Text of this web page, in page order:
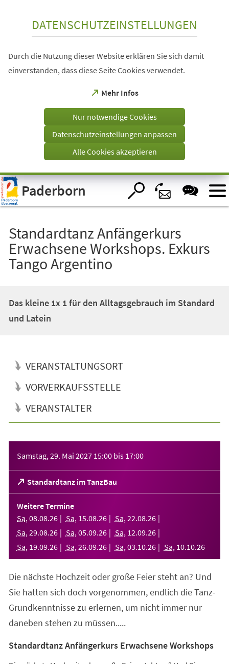
Visuelle
Assistenzsoftware
öffnen.
DATENSCHUTZEINSTELLUNGEN
Durch die Nutzung dieser Website erklären Sie sich damit
einverstanden, dass diese Seite Cookies verwendet.
Mehr Infos
(Öffnet
einem
Tab)
Nur notwendige Cookies
Datenschutzeinstellungen anpassen
Alle Cookies akzeptieren
Paderborn
Standardtanz Anfängerkurs
Erwachsene Workshops. Exkurs
Tango Argentino
Das kleine 1x 1 für den Alltagsgebrauch im Standard
und Latein
VERANSTALTUNGSORT
VORVERKAUFSSTELLE
VERANSTALTER
Samstag, 29. Mai 2027 15:00 bis 17:00
Standardtanz im TanzBau
(Öffnet
in
einem
neuen
Tab)
Weitere Termine
Sa, 08.08.26 Sa, 15.08.26 Sa, 22.08.26
Sa, 29.08.26 Sa, 05.09.26 Sa, 12.09.26
Sa, 19.09.26 Sa, 26.09.26 Sa, 03.10.26 Sa, 10.10.26
Die nächste Hochzeit oder große Feier steht an? Und
Sie hatten sich doch vorgenommen, endlich die Tanz-
Grundkenntnisse zu erlernen, um nicht immer nur
daneben stehen zu müssen.....
Standardtanz Anfängerkurs Erwachsene Workshops